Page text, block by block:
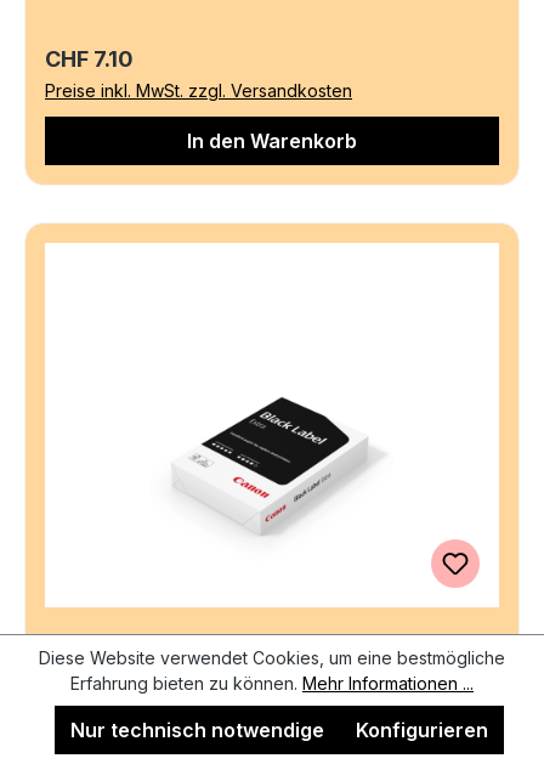
Regulärer Preis:
CHF 7.10
Preise inkl. MwSt. zzgl. Versandkosten
In den Warenkorb
CANON Black Label Premium Paper A3 6251B009
FSC, 80g 500 Blatt
Sofort verfügbar
Diese Website verwendet Cookies, um eine bestmögliche
Erfahrung bieten zu können. Mehr Informationen ...
Nur technisch notwendige Konfigurieren